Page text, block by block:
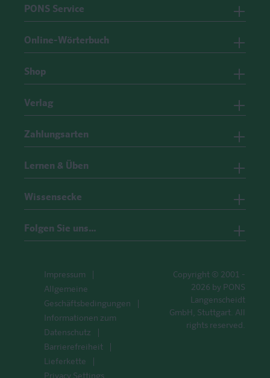
PONS Service
Online-Wörterbuch
Shop
Verlag
Zahlungsarten
Lernen & Üben
Wissensecke
Folgen Sie uns…
Impressum
Allgemeine
Geschäftsbedingungen
Informationen zum
Datenschutz
Barrierefreiheit
Lieferkette
Privacy Settings
Copyright © 2001 -
2026 by PONS
Langenscheidt
GmbH, Stuttgart. All
rights reserved.